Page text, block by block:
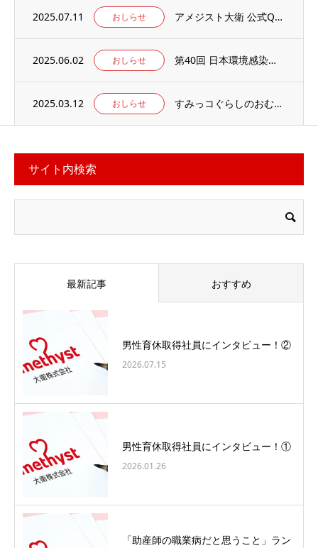
2025.07.11 おしらせ アメジスト大衛 公式Qoo10店 がオープンしました
2025.06.02 おしらせ 第40回 日本環境感染学会総会・学術集会の併設展示ブースに出展いたします。
2025.03.12 おしらせ すみっコぐらしのおむつ替えマット 当社楽天ECサイトでお取り扱い中
サイト内検索
最新記事 おすすめ
男性育休取得社員にインタビュー！②
2026.07.15
男性育休取得社員にインタビュー！①
2026.01.26
「助産師の職業病だと思うこと」ラン